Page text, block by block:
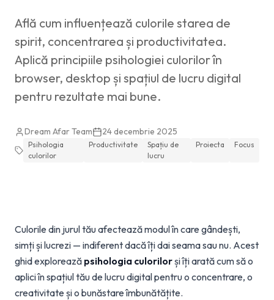
Află cum influențează culorile starea de
spirit, concentrarea și productivitatea.
Aplică principiile psihologiei culorilor în
browser, desktop și spațiul de lucru digital
pentru rezultate mai bune.
Dream Afar Team 24 decembrie 2025
Psihologia
culorilor
Productivitate
Spațiu de
lucru
Proiecta Focus
Culorile din jurul tău afectează modul în care gândești,
simți și lucrezi — indiferent dacă îți dai seama sau nu. Acest
ghid explorează psihologia culorilorși îți arată cum să o
aplici în spațiul tău de lucru digital pentru o concentrare, o
creativitate și o bunăstare îmbunătățite.